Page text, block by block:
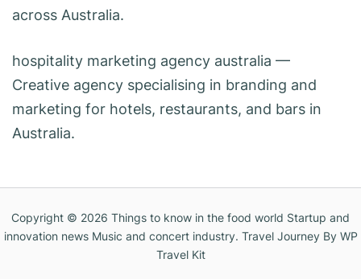
across Australia.
hospitality marketing agency australia —
Creative agency specialising in branding and
marketing for hotels, restaurants, and bars in
Australia.
Copyright © 2026 Things to know in the food world Startup and
innovation news Music and concert industry. Travel JourneyBy WP
Travel Kit